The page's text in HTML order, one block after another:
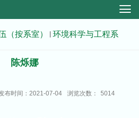
（按系室） 环境科学与工程系
陈烁娜
布时间：2021-07-04 浏览次数： 5014